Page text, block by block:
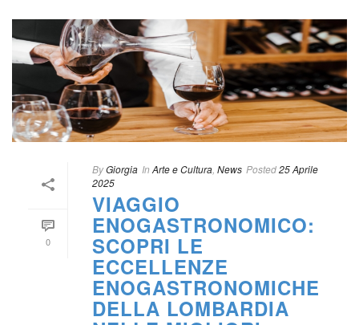
0
ByGiorgia In Arte e Cultura New Posted25 Aprile
2025
VIAGGIO
ENOGASTRONOMICO:
SCOPRI LE
ECCELLENZE
ENOGASTRONOMICHE
DELLA LOMBARDIA